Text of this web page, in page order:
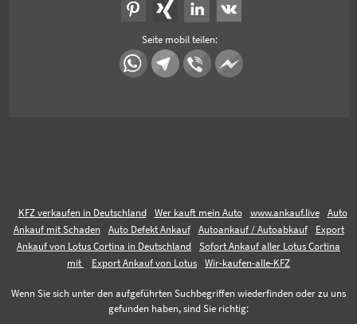
Seite mobil teilen:
KFZ verkaufen in Deutschland Wer kauft mein Auto www.ankauf.live
Auto
Ankauf mit Schaden
Auto Defekt Ankauf Autoankauf / Autoabkauf
Export
Ankauf von Lotus Cortina in Deutschland
Sofort Ankauf aller Lotus Cortina
mit
Export Ankauf von Lotus Wir-kaufen-alle-KFZ
Wenn Sie sich unter den aufgeführten Suchbegriffen wiederfinden oder zu uns
gefunden haben, sind Sie richtig: